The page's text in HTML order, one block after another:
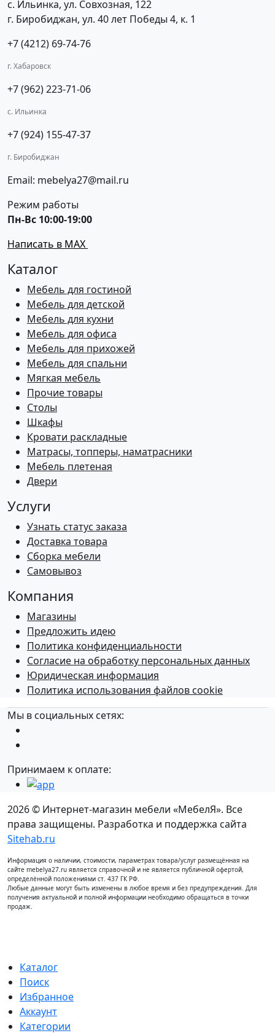
с. Ильинка, ул. Совхозная, 122
г. Биробиджан, ул. 40 лет Победы 4, к. 1
+7 (4212) 69-74-76
г. Хабаровск
+7 (962) 223-71-06
с. Ильинка
+7 (924) 155-47-37
г. Биробиджан
Email: mebelya27@mail.ru
Режим работы
Пн-Вс 10:00-19:00
Написать в MAX
Каталог
Мебель для гостиной
Мебель для детской
Мебель для кухни
Мебель для офиса
Мебель для прихожей
Мебель для спальни
Мягкая мебель
Прочие товары
Столы
Шкафы
Кровати раскладные
Матрасы, топперы, наматрасники
Мебель плетеная
Двери
Услуги
Узнать статус заказа
Доставка товара
Сборка мебели
Самовывоз
Компания
Магазины
Предложить идею
Политика конфиденциальности
Согласие на обработку персональных данных
Юридическая информация
Политика использования файлов cookie
Мы в социальных сетях:
Принимаем к оплате:
2026 © Интернет-магазин мебели «МебелЯ». Все
права защищены. Разработка и поддержка сайта
Sitehab.ru
Информация о наличии, стоимости, параметрах товара/услуг размещённая на
сайте mebelya27.ru является справочной и не является публичной офертой,
определённой положениями ст. 437 ГК РФ.
Любые данные могут быть изменены в любое время и без предупреждения. Для
получения актуальной и полной информации необходимо обращаться в точки
продаж.
Каталог
Поиск
Избранное
Аккаунт
Категории